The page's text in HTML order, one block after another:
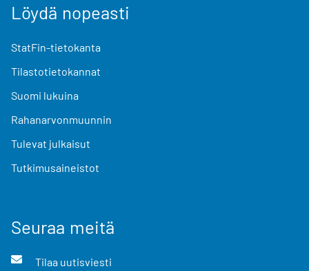
Löydä nopeasti
StatFin-tietokanta
Tilastotietokannat
Suomi lukuina
Rahanarvonmuunnin
Tulevat julkaisut
Tutkimusaineistot
Seuraa meitä
Tilaa uutisviesti